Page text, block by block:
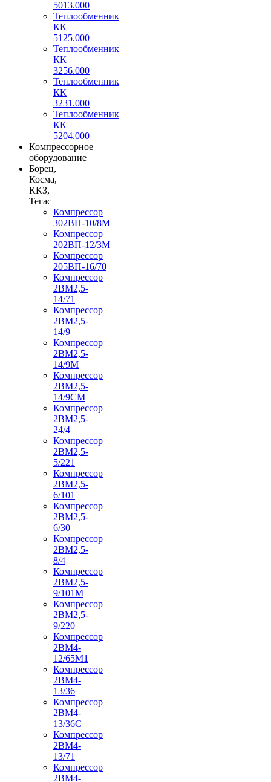
5013.000
Теплообменник
КК
5125.000
Теплообменник
КК
3256.000
Теплообменник
КК
3231.000
Теплообменник
КК
5204.000
Компрессорное
оборудование
Борец,
Косма,
ККЗ,
Тегас
Компрессор
302ВП-10/8М
Компрессор
202ВП-12/3М
Компрессор
205ВП-16/70
Компрессор
2ВМ2,5-
14/71
Компрессор
2ВМ2,5-
14/9
Компрессор
2ВМ2,5-
14/9М
Компрессор
2ВМ2,5-
14/9СМ
Компрессор
2ВМ2,5-
24/4
Компрессор
2ВМ2,5-
5/221
Компрессор
2ВМ2,5-
6/101
Компрессор
2ВМ2,5-
6/30
Компрессор
2ВМ2,5-
8/4
Компрессор
2ВМ2,5-
9/101М
Компрессор
2ВМ2,5-
9/220
Компрессор
2ВМ4-
12/65М1
Компрессор
2ВМ4-
13/36
Компрессор
2ВМ4-
13/36С
Компрессор
2ВМ4-
13/71
Компрессор
2ВМ4-